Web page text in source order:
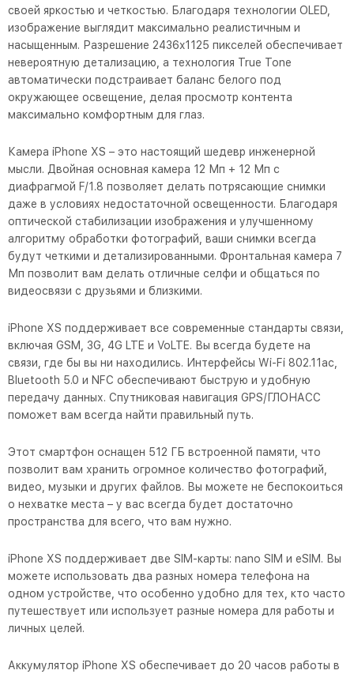
своей яркостью и четкостью. Благодаря технологии OLED,
изображение выглядит максимально реалистичным и
насыщенным. Разрешение 2436x1125 пикселей обеспечивает
невероятную детализацию, а технология True Tone
автоматически подстраивает баланс белого под
окружающее освещение, делая просмотр контента
максимально комфортным для глаз.
Камера iPhone XS – это настоящий шедевр инженерной
мысли. Двойная основная камера 12 Мп + 12 Мп с
диафрагмой F/1.8 позволяет делать потрясающие снимки
даже в условиях недостаточной освещенности. Благодаря
оптической стабилизации изображения и улучшенному
алгоритму обработки фотографий, ваши снимки всегда
будут четкими и детализированными. Фронтальная камера 7
Мп позволит вам делать отличные селфи и общаться по
видеосвязи с друзьями и близкими.
iPhone XS поддерживает все современные стандарты связи,
включая GSM, 3G, 4G LTE и VoLTE. Вы всегда будете на
связи, где бы вы ни находились. Интерфейсы Wi-Fi 802.11ac,
Bluetooth 5.0 и NFC обеспечивают быструю и удобную
передачу данных. Спутниковая навигация GPS/ГЛОНАСС
поможет вам всегда найти правильный путь.
Этот смартфон оснащен 512 ГБ встроенной памяти, что
позволит вам хранить огромное количество фотографий,
видео, музыки и других файлов. Вы можете не беспокоиться
о нехватке места – у вас всегда будет достаточно
пространства для всего, что вам нужно.
iPhone XS поддерживает две SIM-карты: nano SIM и eSIM. Вы
можете использовать два разных номера телефона на
одном устройстве, что особенно удобно для тех, кто часто
путешествует или использует разные номера для работы и
личных целей.
Аккумулятор iPhone XS обеспечивает до 20 часов работы в